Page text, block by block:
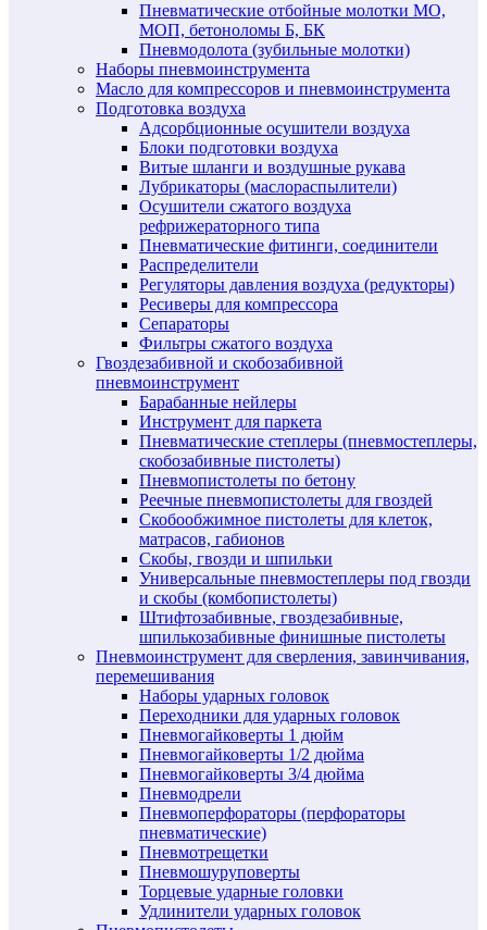
Пневматические отбойные молотки МО,
МОП, бетоноломы Б, БК
Пневмодолота (зубильные молотки)
Наборы пневмоинструмента
Масло для компрессоров и пневмоинструмента
Подготовка воздуха
Адсорбционные осушители воздуха
Блоки подготовки воздуха
Витые шланги и воздушные рукава
Лубрикаторы (маслораспылители)
Осушители сжатого воздуха
рефрижераторного типа
Пневматические фитинги, соединители
Распределители
Регуляторы давления воздуха (редукторы)
Ресиверы для компрессора
Сепараторы
Фильтры сжатого воздуха
Гвоздезабивной и скобозабивной
пневмоинструмент
Барабанные нейлеры
Инструмент для паркета
Пневматические степлеры (пневмостеплеры,
скобозабивные пистолеты)
Пневмопистолеты по бетону
Реечные пневмопистолеты для гвоздей
Скобообжимное пистолеты для клеток,
матрасов, габионов
Скобы, гвозди и шпильки
Универсальные пневмостеплеры под гвозди
и скобы (комбопистолеты)
Штифтозабивные, гвоздезабивные,
шпилькозабивные финишные пистолеты
Пневмоинструмент для сверления, завинчивания,
перемешивания
Наборы ударных головок
Переходники для ударных головок
Пневмогайковерты 1 дюйм
Пневмогайковерты 1/2 дюйма
Пневмогайковерты 3/4 дюйма
Пневмодрели
Пневмоперфораторы (перфораторы
пневматические)
Пневмотрещетки
Пневмошуруповерты
Торцевые ударные головки
Удлинители ударных головок